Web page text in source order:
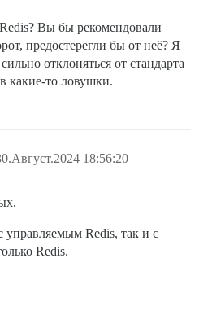
Вы бы рекомендовали
предостерегли бы от неё? Я
отклоняться от стандарта
какие-то ловушки.
18:56:20
управляемым Redis, так и с
Redis.